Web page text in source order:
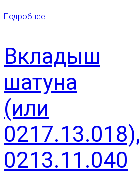
Подробнее...
Вкладыш
шатуна
(или
0217.13.018),
0213.11.040